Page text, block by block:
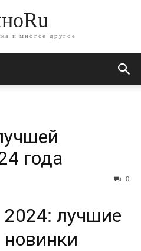
и многое другое
года
0
лучшие
новинки